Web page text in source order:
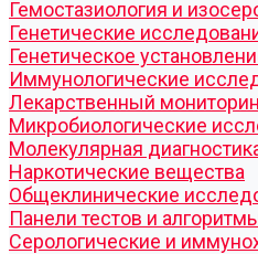
Гемостазиология и
Генетические
Генетическое
Иммунологические
Лекарственный
Микробиологические
Молекулярная
Наркотические вещества
Общеклинические
Панели тестов и
Серологические и